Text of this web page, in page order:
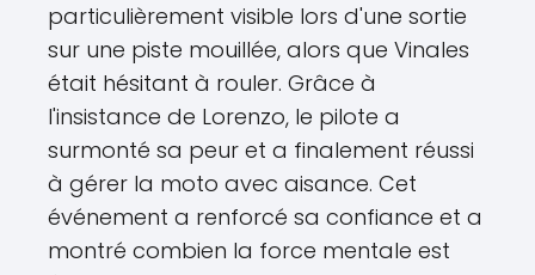
particulièrement visible lors d'une sortie
sur une piste mouillée, alors que Vinales
était hésitant à rouler. Grâce à
l'insistance de Lorenzo, le pilote a
surmonté sa peur et a finalement réussi
à gérer la moto avec aisance. Cet
événement a renforcé sa confiance et a
montré combien la force mentale est